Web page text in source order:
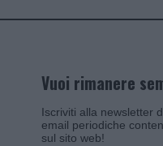
Vuoi rimanere
Iscriviti alla newsletter
email periodiche
sul sito web!